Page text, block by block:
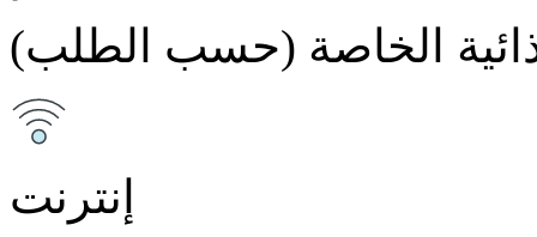
الخاصة (حسب الطلب)
إنترنت